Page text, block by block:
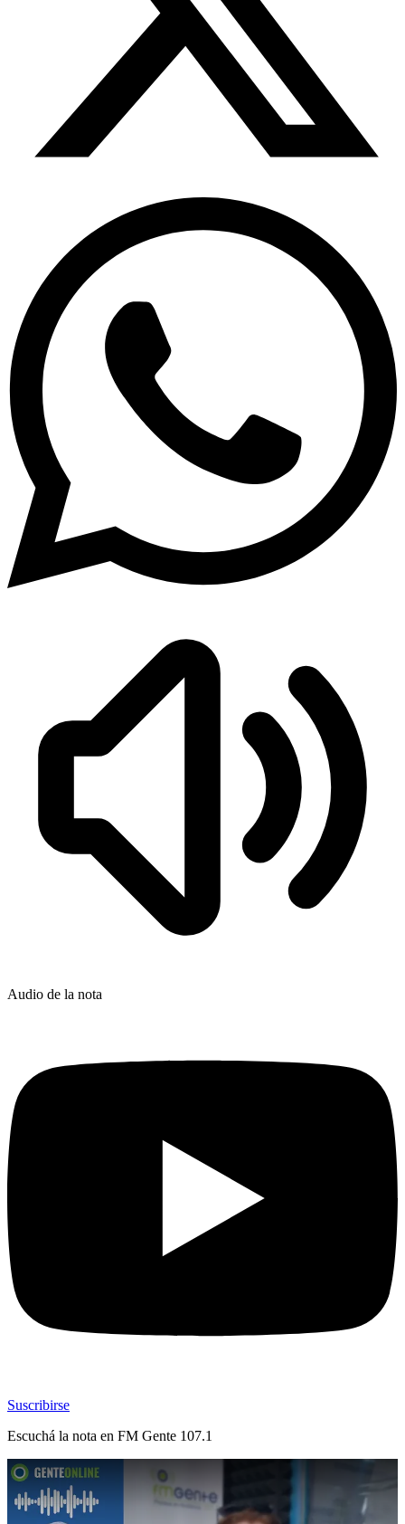
Audio de la nota
Suscribirse
Escuchá la nota en FM Gente 107.1